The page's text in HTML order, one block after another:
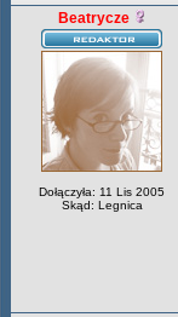
Beatrycze
Dołączyła: 11 Lis 2005
Skąd: Legnica